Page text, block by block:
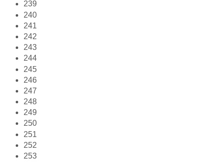
239
240
241
242
243
244
245
246
247
248
249
250
251
252
253